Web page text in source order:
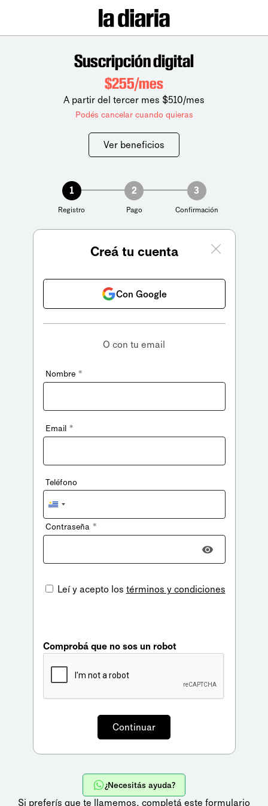
Suscripción digital
$255/mes
A partir del tercer mes $510/mes
Podés cancelar cuando quieras
Ver beneficios
1
Registro
2
Pago
3
Confirmación
Creá tu cuenta
Con Google
O con tu email
Nombre *
Email *
Teléfono
Uruguay
+598
Contraseña *
Leí y acepto los términos y condiciones
Comprobá que no sos un robot
¿Necesitás ayuda?
Si preferís que te llamemos, completá este formulario